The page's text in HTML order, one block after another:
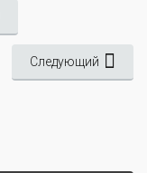
Следующий